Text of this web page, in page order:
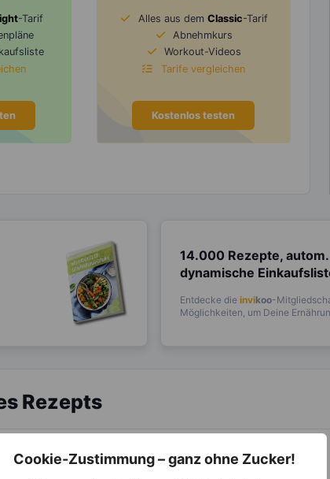
Cookie-Zustimmung – ganz ohne Zucker!
-Tarif
Alles aus dem Classic-Tarif
Abnehmkurs
Workout-Videos
Tarife vergleichen
Kostenlos testen
14.000 Rezepte,
dynamische
Entdecke die invikoo-
Möglichkeiten, um Deine
Rezepts